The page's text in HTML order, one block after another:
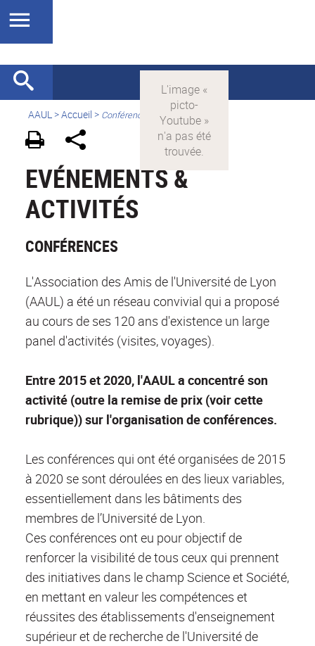
AAUL>Accueil > Conférences
EVÉNEMENTS &
ACTIVITÉS
CONFÉRENCES
L'Association des Amis de l'Université de Lyon
(AAUL) a été un réseau convivial qui a proposé
au cours de ses 120 ans d'existence un large
panel d'activités (visites, voyages).
Entre 2015 et 2020, l'AAUL a concentré son
activité (outre la remise de prix (voir cette
rubrique)) sur l'organisation de conférences.
Les conférences qui ont été organisées de 2015
à 2020 se sont déroulées en des lieux variables,
essentiellement dans les bâtiments des
membres de l’Université de Lyon.
Ces conférences ont eu pour objectif de
renforcer la visibilité de tous ceux qui prennent
des initiatives dans le champ Science et Société,
en mettant en valeur les compétences et
réussites des établissements d'enseignement
supérieur et de recherche de l'Université de